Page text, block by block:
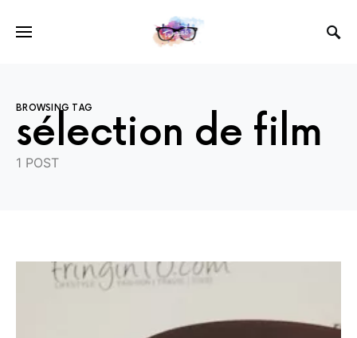
BROWSING TAG
sélection de film
1 POST